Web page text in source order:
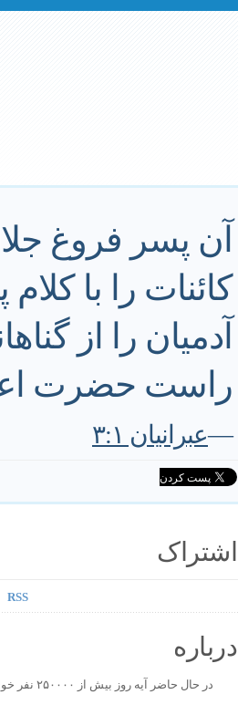
آن پسر فروغ
کائنات را با
آدمیان را از
راست حضرت
—عبرانیان ۳:۱
اشتراک
RSS
درباره
در حال حاضر آیه روز بیش